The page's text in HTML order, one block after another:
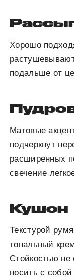
Хорошо
подальше от
Матовые
подчеркнут
расширенных
свечение
Кушон
Текстурой
тональный
Стойкостью не
носить с